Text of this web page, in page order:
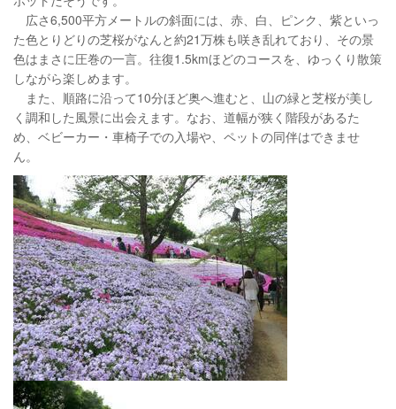
広さ6,500平方メートルの斜面には、赤、白、ピンク、紫といっ
た色とりどりの芝桜がなんと約21万株も咲き乱れており、その景
色はまさに圧巻の一言。往復1.5kmほどのコースを、ゆっくり散策
しながら楽しめます。
また、順路に沿って10分ほど奥へ進むと、山の緑と芝桜が美し
く調和した風景に出会えます。なお、道幅が狭く階段があるた
め、ベビーカー・車椅子での入場や、ペットの同伴はできませ
ん。